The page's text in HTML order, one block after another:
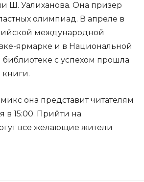
Ш. Уалиханова. Она призер
олимпиад. В апреле в
международной
ярмарке и в Национальной
с успехом прошла
книги.
она представит читателям
в 15:00. Прийти на
все желающие жители